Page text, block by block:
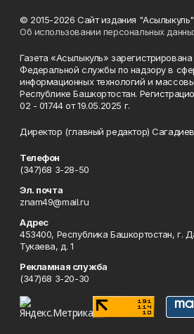
© 2015-2026 Сайт издания "Асылыкуль"
Об использовании персональных
Газета «Асылыкуль»
Федеральной службы по надзору в
информационных технологий и
Республике Башкортостан.
02 - 01744 от 19.05.2025 г.
Директор (главный редактор)
Телефон
(347)68 3-28-50
Эл. почта
znam49@mail.ru
Адрес
453400, Республика Башкортостан, г.
Тукаева, д. 1
Рекламная служба
(347)68 3-20-30